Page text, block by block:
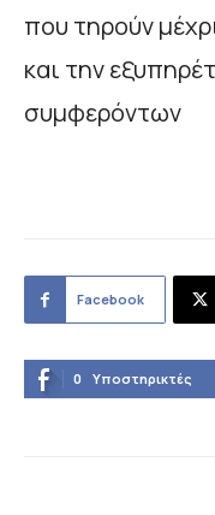
που τηρούν
και την
συμφερόντων
Facebook
0 Υποστηρικτές